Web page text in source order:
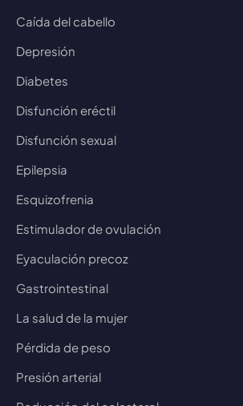
Caída del cabello
Depresión
Diabetes
Disfunción eréctil
Disfunción sexual
Epilepsia
Esquizofrenia
Estimulador de ovulación
Eyaculación precoz
Gastrointestinal
La salud de la mujer
Pérdida de peso
Presión arterial